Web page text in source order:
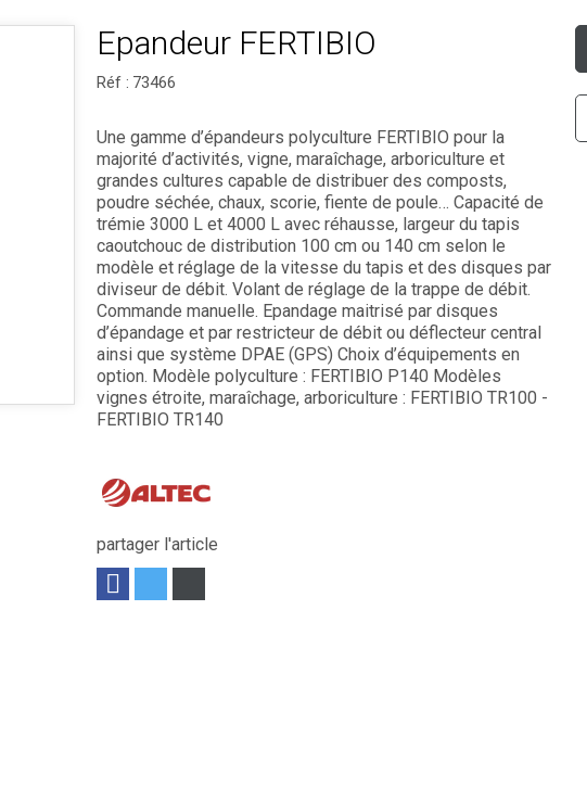
Epandeur FERTIBIO
Réf : 73466
partager l'article
Une gamme d’épandeurs polyculture FERTIBIO pour la
majorité d’activités, vigne, maraîchage, arboriculture et
grandes cultures capable de distribuer des composts,
poudre séchée, chaux, scorie, fiente de poule… Capacité de
trémie 3000 L et 4000 L avec réhausse, largeur du tapis
caoutchouc de distribution 100 cm ou 140 cm selon le
modèle et réglage de la vitesse du tapis et des disques par
diviseur de débit. Volant de réglage de la trappe de débit.
Commande manuelle. Epandage maitrisé par disques
d’épandage et par restricteur de débit ou déflecteur central
ainsi que système DPAE (GPS) Choix d’équipements en
option. Modèle polyculture : FERTIBIO P140 Modèles
vignes étroite, maraîchage, arboriculture : FERTIBIO TR100 -
FERTIBIO TR140